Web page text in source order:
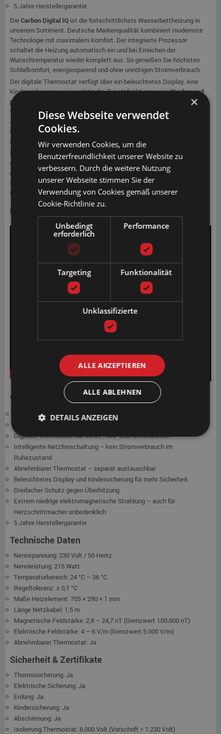
5 Jahre Herstellergarantie
DieCarbon Digital IQ ist die fortschrittlichste Wasserbettheizung in
unserem Sortiment. Deutsche Markenqualität kombiniert modernste
Technologie mit maximalem Komfort. Der integrierte Prozessor
schaltet die Heizung automatisch ein und bei Erreichen der
Wunschtemperatur wieder komplett aus. So genießen Sie höchsten
Schlafkomfort, energiesparend und ohne unnötigen Stromverbrauch.
Der digitale Thermostat verfügt über ein beleuchtetes Display, eine
Kindersicherung sowie praktische Zusatzfunktionen wieWecker und
programmierbaren Timer
. Der Regelbereich von 24 °C bis 36 °C kann in
feinen Schritten von nur 0,1 °C eingestellt werden – für eine individuelle
Anpassung an Ihr perfektes Schlafklima. Durch die intelligente
Netzfreischaltung wird kein Strom verbraucht, wenn die Heizung
inaktiv ist.
Das flexible Carbon-Heizelement ist robust, wasserfest (IP67) und mit
einem dreifachen Überhitzungsschutz ausgestattet. Dank des
abnehmbaren Thermostatskann dieser bei Bedarf separat
ausgetauscht werden – ohne das gesamte Heizelement ersetzen zu
müssen.
Produktvideo ansehen
Vorteile & Merkmale
Passend für alle Wasserbett-Typen (Hardside & Softside)
Digitaler Thermostat mit Timer-, Uhr- und Weckfunktion
Intelligente Netzfreischaltung – kein Stromverbrauch im
Ruhezustand
Abnehmbarer Thermostat – separat austauschbar
Beleuchtetes Display und Kindersicherung für mehr Sicherheit
Dreifacher Schutz gegen Überhitzung
Extrem niedrige elektromagnetische Strahlung – auch für
Herzschrittmacher unbedenklich
5 Jahre Herstellergarantie
Technische Daten
Nennspannung: 230 Volt / 50 Hertz
Nennleistung: 215 Watt
Temperaturbereich: 24 °C – 36 °C
Regeltoleranz: ± 0,1 °C
Maße Heizelement: 705 × 290 × 1 mm
Länge Netzkabel: 1,5 m
Magnetische Feldstärke: 2,8 – 24,7 nT (Grenzwert 100.000 nT)
Elektrische Feldstärke: 4 – 6 V/m (Grenzwert 5.000 V/m)
Abnehmbarer Thermostat: Ja
Sicherheit & Zertifikate
Thermosicherung: Ja
Elektrische Sicherung: Ja
Erdung: Ja
Kindersicherung: Ja
Abschirmung: Ja
Isolierung Thermostat: 8.000 Volt (Vorschrift = 1.230 Volt)
×
Diese Webseite verwendet
Cookies.
Wir verwenden Cookies, um die
Benutzerfreundlichkeit unserer Website zu
verbessern. Durch die weitere Nutzung
unserer Webseite stimmen Sie der
Verwendung von Cookies gemäß unserer
Cookie-Richtlinie zu.
Unbedingt
erforderlich
Performance
Targeting Funktionalität
Unklassifizierte
ALLE AKZEPTIEREN
ALLE ABLEHNEN
DETAILS ANZEIGEN